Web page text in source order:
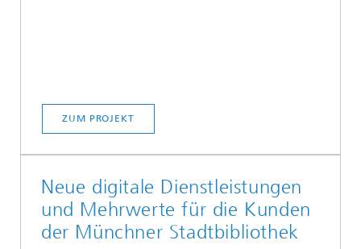
ZUM PROJEKT
Neue digitale Dienstleistungen
und Mehrwerte für die Kunden
der Münchner Stadtbibliothek